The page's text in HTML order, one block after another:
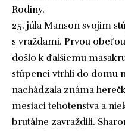
Rodiny.
25. júla Manson svojim
s vraždami. Prvou
došlo k ďalšiemu
stúpenci vtrhli do domu
nachádzala známa
mesiaci tehotenstva a
brutálne zavraždili.